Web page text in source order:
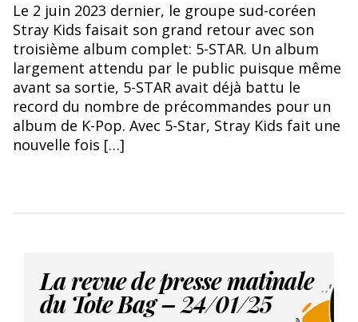
Le 2 juin 2023 dernier, le groupe sud-coréen
Stray Kids faisait son grand retour avec son
troisième album complet: 5-STAR. Un album
largement attendu par le public puisque même
avant sa sortie, 5-STAR avait déjà battu le
record du nombre de précommandes pour un
album de K-Pop. Avec 5-Star, Stray Kids fait une
nouvelle fois […]
La revue de presse matinale
du Tote Bag – 24/01/25